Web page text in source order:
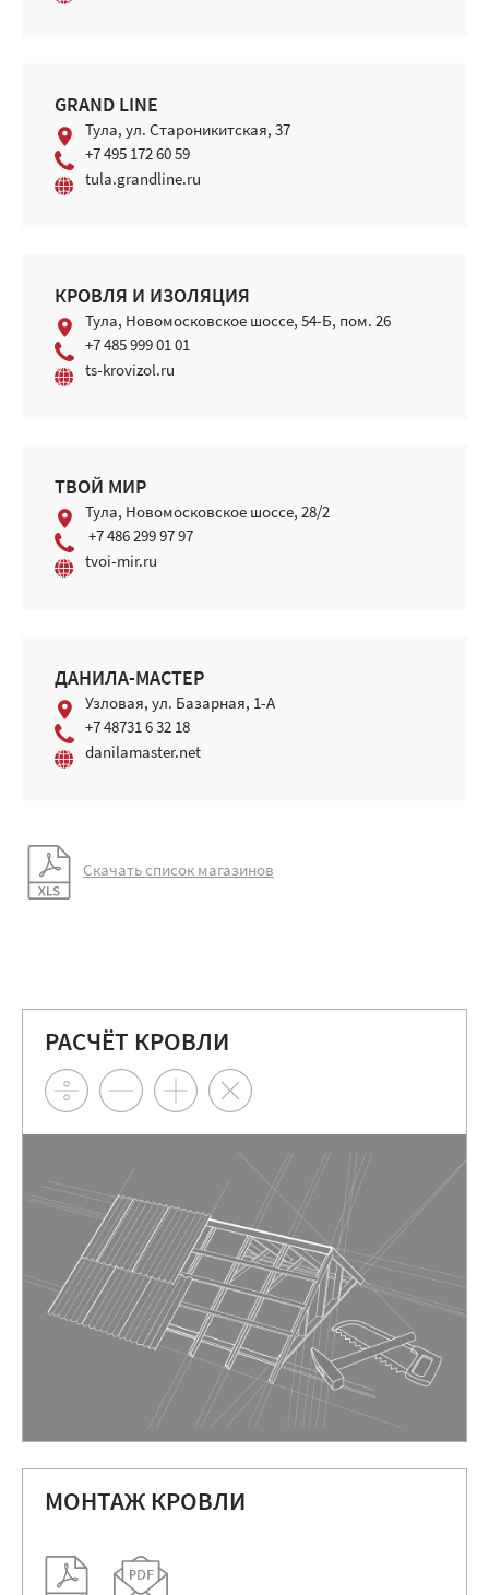
GRAND LINE
Тула, ул. Староникитская, 37
+7 495 172 60 59
tula.grandline.ru
КРОВЛЯ И ИЗОЛЯЦИЯ
Тула, Новомосковское шоссе, 54-Б, пом. 26
+7 485 999 01 01
ts-krovizol.ru
ТВОЙ МИР
Тула, Новомосковское шоссе, 28/2
+7 486 299 97 97
tvoi-mir.ru
ДАНИЛА-МАСТЕР
Узловая, ул. Базарная, 1-А
+7 48731 6 32 18
danilamaster.net
Скачать список магазинов
РАСЧЁТ КРОВЛИ
МОНТАЖ КРОВЛИ